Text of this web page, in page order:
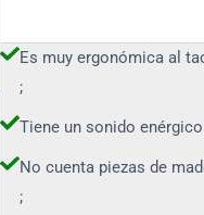
Es muy ergonómica al
;
Tiene un sonido
No cuenta piezas de
;